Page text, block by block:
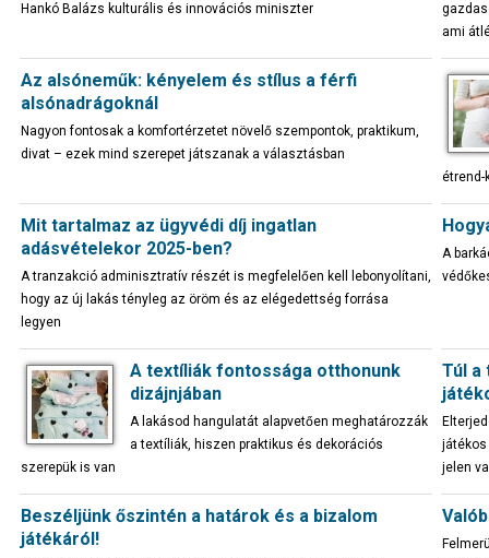
Hankó Balázs kulturális és innovációs miniszter
ami
Az alsóneműk: kényelem és stílus a férfi
alsónadrágoknál
Nagyon fontosak a komfortérzetet növelő szempontok, praktikum,
divat – ezek mind szerepet játszanak a választásban
Mit tartalmaz az ügyvédi díj ingatlan
adásvételekor 2025-ben?
A tranzakció adminisztratív részét is megfelelően kell lebonyolítani,
hogy az új lakás tényleg az öröm és az elégedettség forrása
legyen
A
A textíliák fontossága otthonunk
dizájnjában
A lakásod hangulatát alapvetően meghatározzák
a textíliák, hiszen praktikus és dekorációs
szerepük is van
Túl a
játékos
jelen
Beszéljünk őszintén a határok és a bizalom
játékáról!